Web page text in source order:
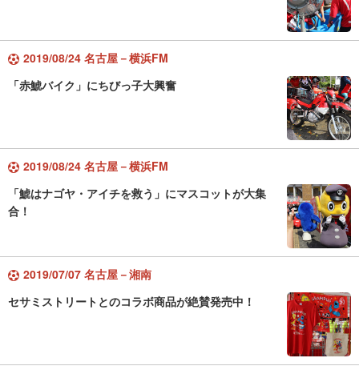
2019/08/24 名古屋－横浜FM
「赤鯱バイク」にちびっ子大興奮
2019/08/24 名古屋－横浜FM
「鯱はナゴヤ・アイチを救う」にマスコットが大集
合！
2019/07/07 名古屋－湘南
セサミストリートとのコラボ商品が絶賛発売中！